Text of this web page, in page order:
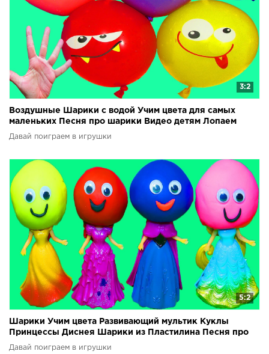
3:2
Воздушные Шарики с водой Учим цвета для самых
маленьких Песня про шарики Видео детям Лопаем
шарики
Давай поиграем в игрушки
5:2
Шарики Учим цвета Развивающий мультик Куклы
Принцессы Диснея Шарики из Пластилина Песня про
шарики
Давай поиграем в игрушки